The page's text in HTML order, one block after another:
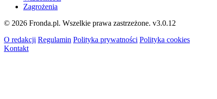
Zagrożenia
© 2026 Fronda.pl. Wszelkie prawa zastrzeżone. v3.0.12
O redakcji Regulamin Polityka prywatności Polityka cookies
Kontakt